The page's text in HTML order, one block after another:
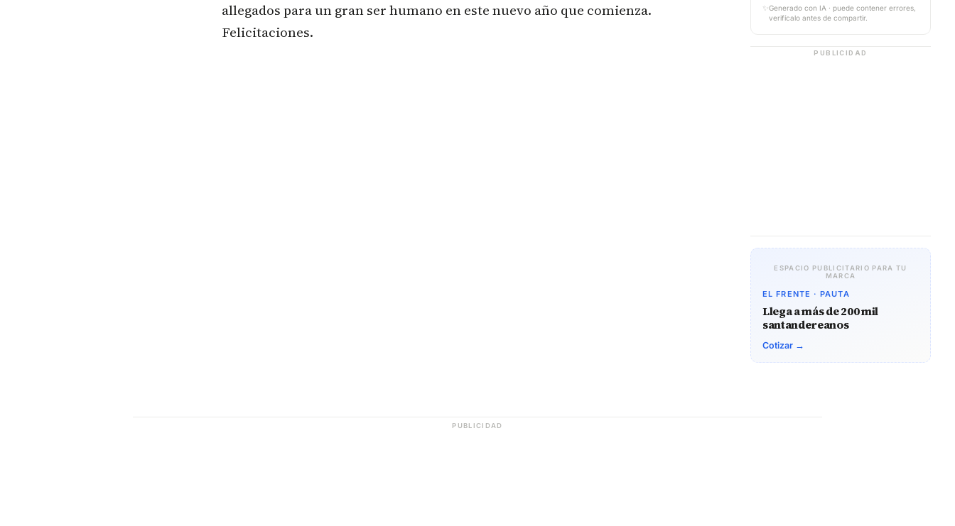
allegados para un gran ser humano en este nuevo año que comienza.
Felicitaciones.
✨ Generado con IA · puede contener errores,
verifícalo antes de compartir.
PUBLICIDAD
ESPACIO PUBLICITARIO PARA TU
MARCA
EL FRENTE · PAUTA
Llega a más de 200 mil
santandereanos
Cotizar →
PUBLICIDAD